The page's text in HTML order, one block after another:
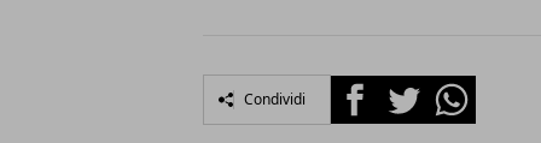
Condividi FacebookTwitterWhatsapp